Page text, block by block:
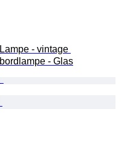
Lampe - vintage
bordlampe - Glas